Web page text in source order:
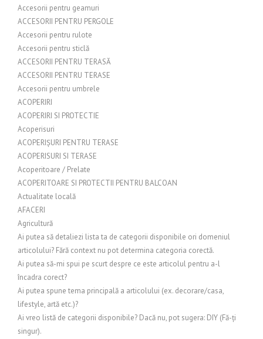
Accesorii pentru geamuri
ACCESORII PENTRU PERGOLE
Accesorii pentru rulote
Accesorii pentru sticlă
ACCESORII PENTRU TERASĂ
ACCESORII PENTRU TERASE
Accesorii pentru umbrele
ACOPERIRI
ACOPERIRI SI PROTECTIE
Acoperisuri
ACOPERIȘURI PENTRU TERASE
ACOPERISURI SI TERASE
Acoperitoare / Prelate
ACOPERITOARE SI PROTECTII PENTRU BALCOAN
Actualitate locală
AFACERI
Agricultură
Ai putea să detaliezi lista ta de categorii disponibile ori domeniul
articolului? Fără context nu pot determina categoria corectă.
Ai putea să-mi spui pe scurt despre ce este articolul pentru a-l
încadra corect?
Ai putea spune tema principală a articolului (ex. decorare/casa,
lifestyle, artă etc.)?
Ai vreo listă de categorii disponibile? Dacă nu, pot sugera: DIY (Fă-ți
singur).